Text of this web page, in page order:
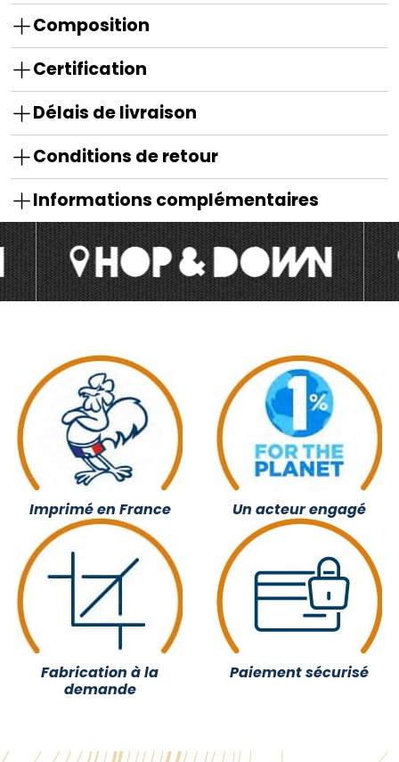
Composition
Certification
Délais de livraison
Conditions de retour
Informations complémentaires
Imprimé en France Un acteur engagé
Fabrication à la
demande
Paiement sécurisé